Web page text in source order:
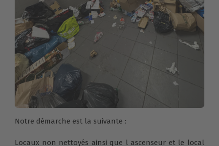
Notre démarche est la suivante :
Locaux non nettoyés ainsi que l ascenseur et le local